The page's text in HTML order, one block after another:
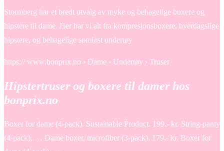
Stormberg har et bredt utvalg av myke og behagelige boxere og
hipstere til dame. Her har vi alt fra kompresjonsboxere, hverdagslige
hipstere, og behagelige sømløst undertøy
https:// www.bonprix.no › Dame › Undertøy › Truser
Hipstertruser og boxere til damer hos
bonprix.no
Boxer for dame (4-pack). Sustainable Product. 199.- kr. String-panty
(4-pack), … Dame boxer, microfiber (3-pack). 179.- kr. Boxer for